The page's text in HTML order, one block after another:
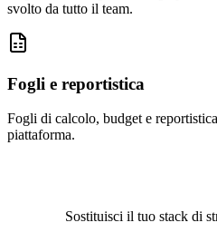
svolto da tutto il team.
Fogli e reportistica
Fogli di calcolo, budget e
piattaforma.
Sostituisci il tuo stack di